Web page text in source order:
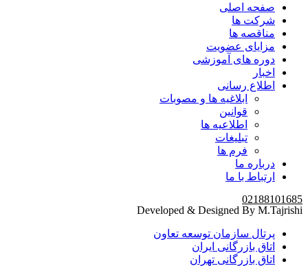
صفحه اصلی
شرکت ها
مناقصه ها
مزایای عضویت
دوره های آموزشی
اخبار
اطلاع رسانی
ابلاغیه ها و مصوبات
قوانین
اطلاعیه ها
تبلیغات
فرم ها
درباره ما
ارتباط با ما
02188101685
Developed & Designed By M.Tajrishi
پرتال سازمان توسعه تعاون
اتاق بازرگانی ایران
اتاق بازرگانی تهران